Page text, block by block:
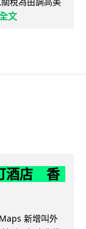
文
酒店 香
新增叫外